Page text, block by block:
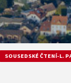
SOUSEDSKÉ ČTENÍ-L.